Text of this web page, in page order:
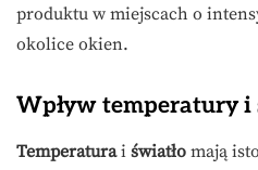
produktu w miejscach o
okolice okien.
Wpływ temperatury
Temperaturai światło mają